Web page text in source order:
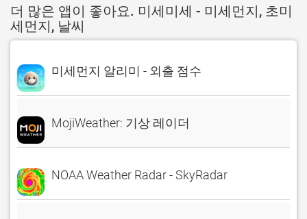
더 많은 앱이 좋아요. 미세미세 - 미세먼지, 초미
세먼지, 날씨
미세먼지 알리미 - 외출 점수
MojiWeather: 기상 레이더
NOAA Weather Radar - SkyRadar